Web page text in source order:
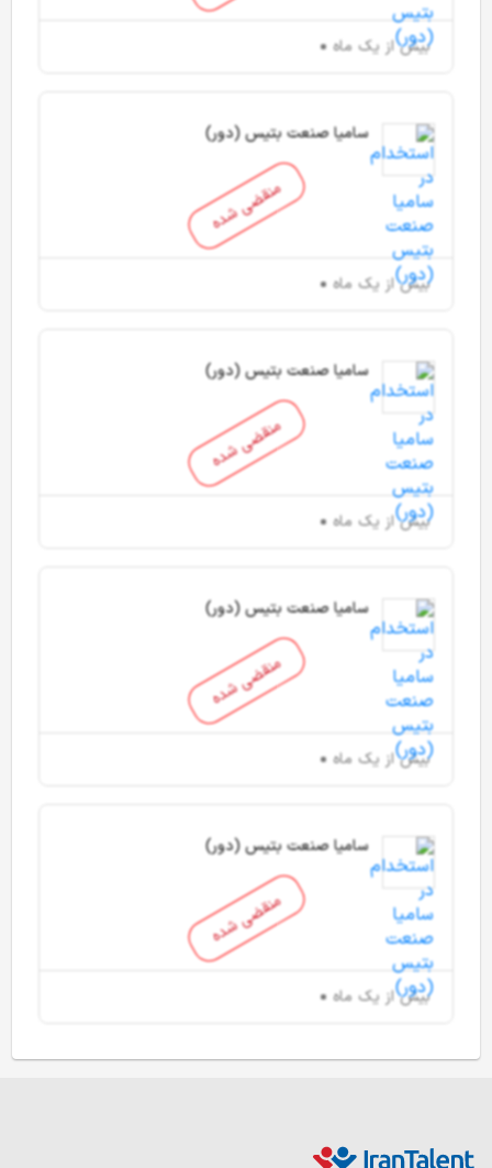
بیش از یک ماه
منقضی شده
سامیا صنعت بتیس (دور)
بیش از یک ماه
منقضی شده
سامیا صنعت بتیس (دور)
بیش از یک ماه
منقضی شده
سامیا صنعت بتیس (دور)
بیش از یک ماه
منقضی شده
سامیا صنعت بتیس (دور)
بیش از یک ماه